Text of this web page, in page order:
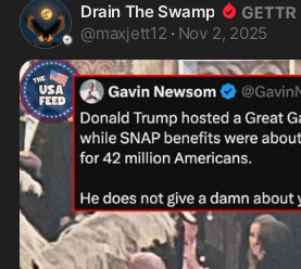
Drain The Swamp
@maxjett12 · Nov 2, 2025